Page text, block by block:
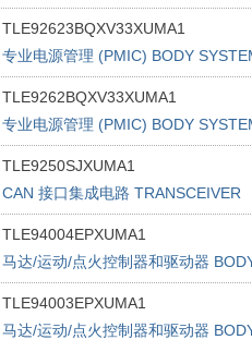
TLE92623BQXV33XUMA1
专业电源管理 (PMIC) BODY
ICS
TLE9262BQXV33XUMA1
专业电源管理 (PMIC) BODY
ICS
TLE9250SJXUMA1
CAN 接口集成电路 TRANSCEIVER
TLE94004EPXUMA1
马达/运动/点火控制器和驱动器
BRIDGES
TLE94003EPXUMA1
马达/运动/点火控制器和驱动器